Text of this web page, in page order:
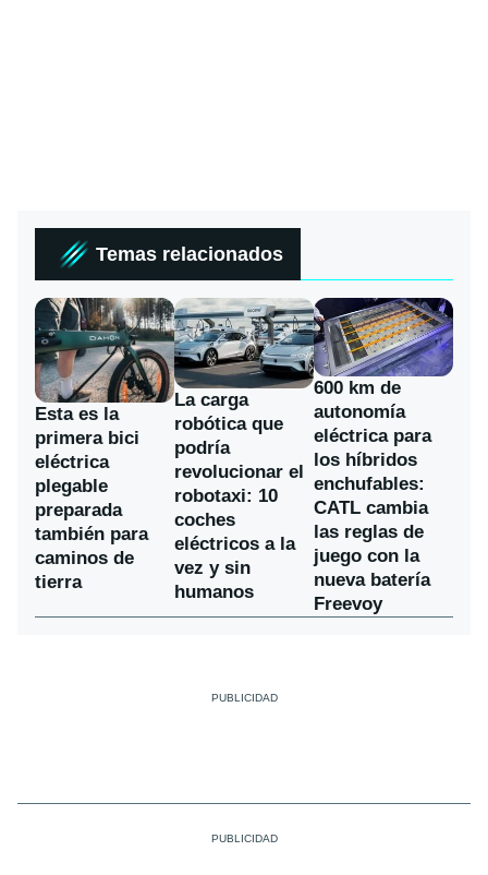
Temas relacionados
Esta es la
primera bici
eléctrica
plegable
preparada
también para
caminos de
tierra
La carga
robótica que
podría
revolucionar el
robotaxi: 10
coches
eléctricos a la
vez y sin
humanos
600 km de
autonomía
eléctrica para
los híbridos
enchufables:
CATL cambia
las reglas de
juego con la
nueva batería
Freevoy